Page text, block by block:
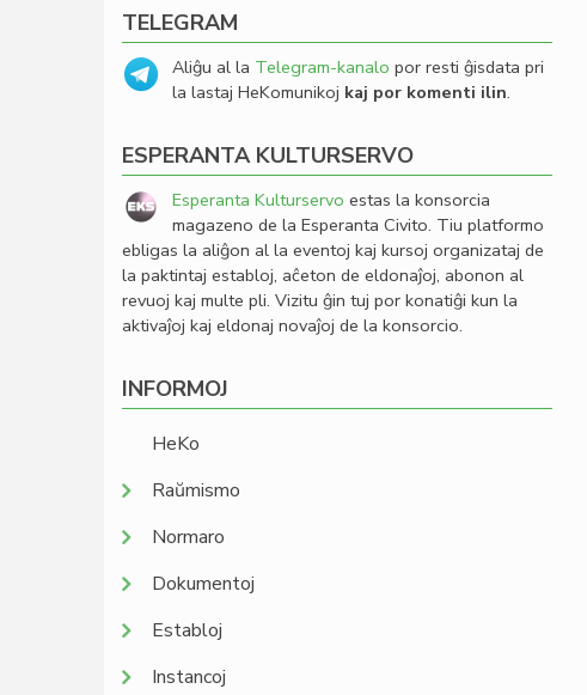
TELEGRAM
Aliĝu al la Telegram-kanalo por resti ĝisdata pri
la lastaj HeKomunikoj kaj por komenti ilin.
ESPERANTA KULTURSERVO
Esperanta Kulturservo estas la konsorcia
magazeno de la Esperanta Civito. Tiu platformo
ebligas la aliĝon al la eventoj kaj kursoj organizataj de
la paktintaj establoj, aĉeton de eldonaĵoj, abonon al
revuoj kaj multe pli. Vizitu ĝin tuj por konatiĝi kun la
aktivaĵoj kaj eldonaj novaĵoj de la konsorcio.
INFORMOJ
HeKo
Raŭmismo
Normaro
Dokumentoj
Establoj
Instancoj